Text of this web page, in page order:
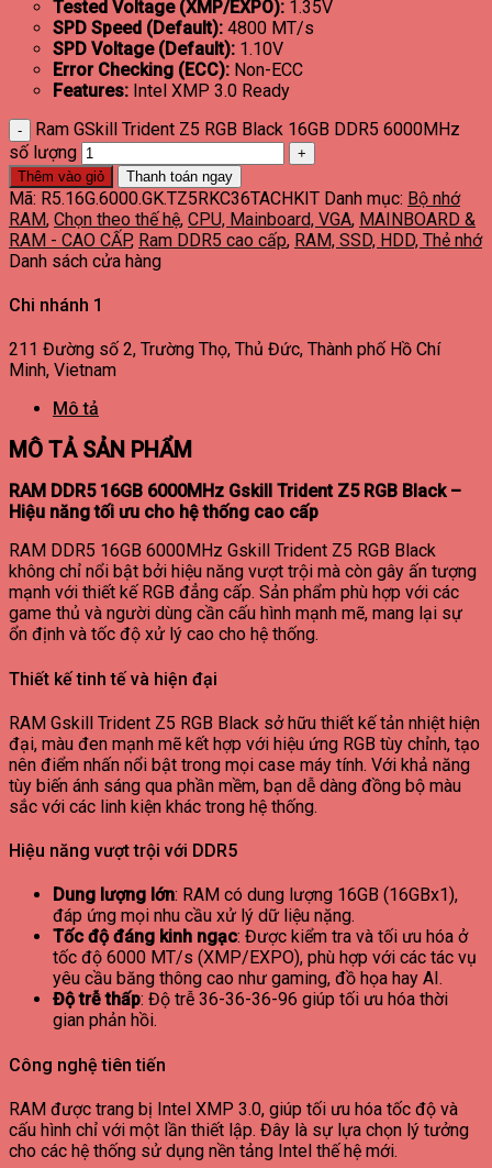
Tested Voltage (XMP/EXPO): 1.35V
SPD Speed (Default): 4800 MT/s
SPD Voltage (Default): 1.10V
Error Checking (ECC): Non-ECC
Features: Intel XMP 3.0 Ready
Ram GSkill Trident Z5 RGB Black 16GB DDR5 6000MHz
số lượng
Thêm vào giỏ Thanh toán ngay
Mã: R5.16G.6000.GK.TZ5RKC36TACHKIT Danh mục: Bộ nhớ
RAM, Chọn theo thế hệ, CPU, Mainboard, VGA, MAINBOARD &
RAM - CAO CẤP, Ram DDR5 cao cấp, RAM, SSD, HDD, Thẻ nhớ
Danh sách cửa hàng
Chi nhánh 1
211 Đường số 2, Trường Thọ, Thủ Đức, Thành phố Hồ Chí
Minh, Vietnam
Mô tả
MÔ TẢ SẢN PHẨM
RAM DDR5 16GB 6000MHz Gskill Trident Z5 RGB Black –
Hiệu năng tối ưu cho hệ thống cao cấp
RAM DDR5 16GB 6000MHz Gskill Trident Z5 RGB Black
không chỉ nổi bật bởi hiệu năng vượt trội mà còn gây ấn tượng
mạnh với thiết kế RGB đẳng cấp. Sản phẩm phù hợp với các
game thủ và người dùng cần cấu hình mạnh mẽ, mang lại sự
ổn định và tốc độ xử lý cao cho hệ thống.
Thiết kế tinh tế và hiện đại
RAM Gskill Trident Z5 RGB Black sở hữu thiết kế tản nhiệt hiện
đại, màu đen mạnh mẽ kết hợp với hiệu ứng RGB tùy chỉnh, tạo
nên điểm nhấn nổi bật trong mọi case máy tính. Với khả năng
tùy biến ánh sáng qua phần mềm, bạn dễ dàng đồng bộ màu
sắc với các linh kiện khác trong hệ thống.
Hiệu năng vượt trội với DDR5
Dung lượng lớn: RAM có dung lượng 16GB (16GBx1),
đáp ứng mọi nhu cầu xử lý dữ liệu nặng.
Tốc độ đáng kinh ngạc: Được kiểm tra và tối ưu hóa ở
tốc độ 6000 MT/s (XMP/EXPO), phù hợp với các tác vụ
yêu cầu băng thông cao như gaming, đồ họa hay AI.
Độ trễ thấp: Độ trễ 36-36-36-96 giúp tối ưu hóa thời
gian phản hồi.
Công nghệ tiên tiến
RAM được trang bị Intel XMP 3.0, giúp tối ưu hóa tốc độ và
cấu hình chỉ với một lần thiết lập. Đây là sự lựa chọn lý tưởng
cho các hệ thống sử dụng nền tảng Intel thế hệ mới.